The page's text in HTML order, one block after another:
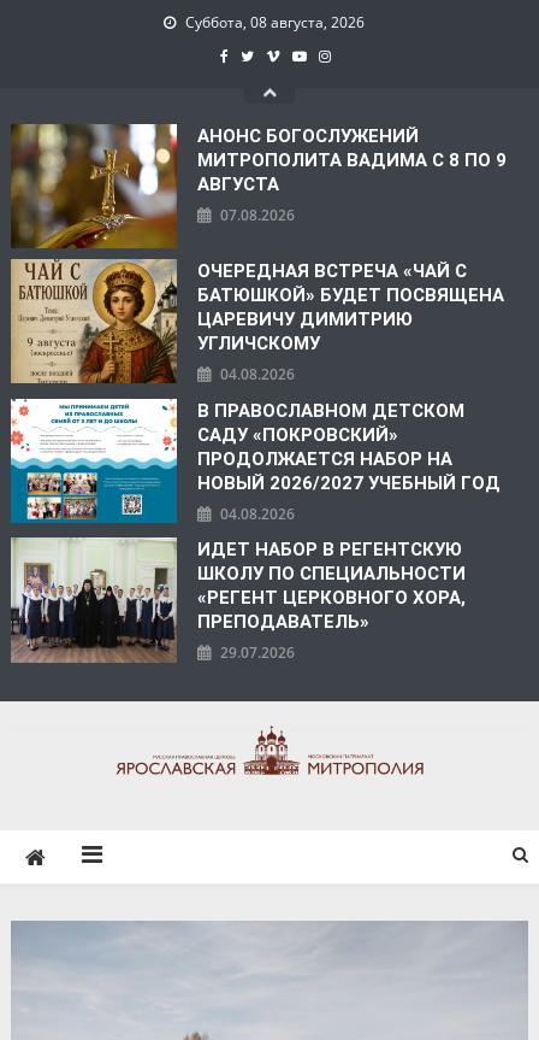
Суббота, 08 августа, 2026
АНОНС БОГОСЛУЖЕНИЙ
МИТРОПОЛИТА ВАДИМА С 8 ПО 9
АВГУСТА
07.08.2026
ОЧЕРЕДНАЯ ВСТРЕЧА «ЧАЙ С
БАТЮШКОЙ» БУДЕТ ПОСВЯЩЕНА
ЦАРЕВИЧУ ДИМИТРИЮ
УГЛИЧСКОМУ
04.08.2026
В ПРАВОСЛАВНОМ ДЕТСКОМ
САДУ «ПОКРОВСКИЙ»
ПРОДОЛЖАЕТСЯ НАБОР НА
НОВЫЙ 2026/2027 УЧЕБНЫЙ ГОД
04.08.2026
ИДЕТ НАБОР В РЕГЕНТСКУЮ
ШКОЛУ ПО СПЕЦИАЛЬНОСТИ
«РЕГЕНТ ЦЕРКОВНОГО ХОРА,
ПРЕПОДАВАТЕЛЬ»
29.07.2026